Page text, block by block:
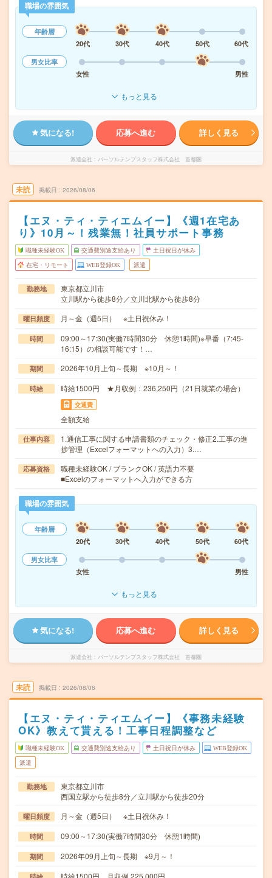
職場の雰囲気
年齢層
20代
30代 40代 50代
60代
男女比率
女性
男性
もっと見る
気になる! 応募へ進む 詳しく見る
派遣会社 パーソルテンプスタッフ株式会社 首都圏
未読 掲載日 2026/08/06
【エヌ・ティ・ティエムイー】《週1在宅あ
り》10月～！残業無！社員サポート事務
職種未経験OK 交通費別途支給あり 土日祝日が休み
在宅・リモート WEB登録OK 派遣
勤務地
東京都立川市
立川駅から徒歩8分／立川北駅から徒歩8分
曜日頻度 月～金（週5日） ※土日祝休み！
時間
09:00～17:30(実働7時間30分 休憩1時間)※早番（7:45-
16:15）の相談可能です！…
期間 2026年10月上旬～長期 ※10月～！
時給 時給1500円 ★月収例：236,250円（21日就業の場合）
交通費
全額支給
仕事内容
1.通信工事に関する申請書類のチェック・修正2.工事の進
捗管理（Excelフォーマットへの入力）3.…
応募資格
職種未経験OK / ブランクOK / 英語力不要
■Excelのフォーマットへ入力ができる方
職場の雰囲気
年齢層
20代
30代 40代 50代
60代
男女比率
女性
男性
もっと見る
気になる! 応募へ進む 詳しく見る
派遣会社 パーソルテンプスタッフ株式会社 首都圏
未読 掲載日 2026/08/06
【エヌ・ティ・ティエムイー】《事務未経験
OK》教えて貰える！工事日程調整など
職種未経験OK 交通費別途支給あり 土日祝日が休み WEB登録OK
派遣
勤務地
東京都立川市
西国立駅から徒歩8分／立川駅から徒歩20分
曜日頻度 月～金（週5日） ※土日祝休み！
時間 09:00～17:30(実働7時間30分 休憩1時間)
期間 2026年09月上旬～長期 ※9月～！
時給1500円 月収例 225,000円